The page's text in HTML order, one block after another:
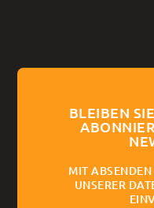
BLEIBEN
MIT
UNSERER